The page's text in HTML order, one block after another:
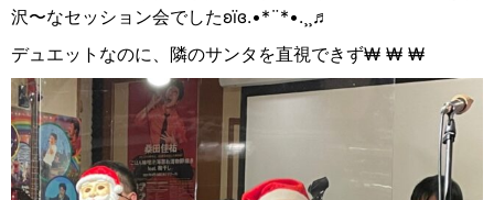
沢〜なセッション会でしたʚïɞ.•*¨*•.¸¸ ♬
デュエットなのに、隣のサンタを直視できず₩ ₩ ₩